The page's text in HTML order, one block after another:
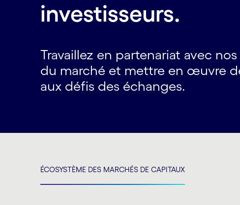
investisseurs.
Travaillez en partenariat avec
du marché et mettre en œuvre
aux défis des échanges.
ÉCOSYSTÈME DES MARCHÉS DE CAPITAUX